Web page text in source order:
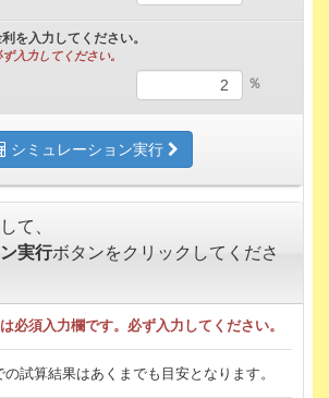
を入力してください。
入力してください。
％
シミュレーション実行
て、
実行ボタンをクリックしてくださ
必須入力欄です。必ず入力してください。
試算結果はあくまでも目安となります。